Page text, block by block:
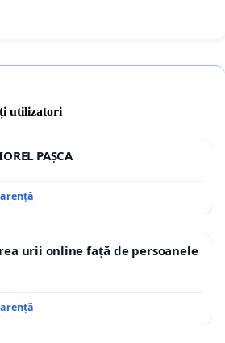
utilizatori
PAȘCA
urii online față de persoanele